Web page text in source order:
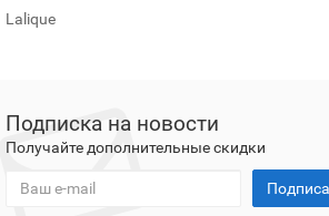
Lalique
Подписка на новости
Получайте дополнительные скидки